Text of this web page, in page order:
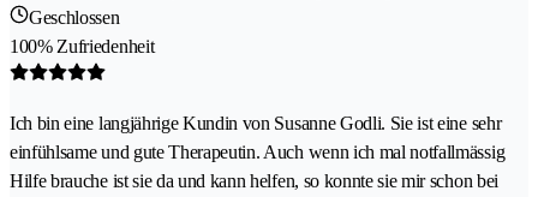
Geschlossen
100% Zufriedenheit
Ich bin eine langjährige Kundin von Susanne Godli. Sie ist eine sehr
einfühlsame und gute Therapeutin. Auch wenn ich mal notfallmässig
Hilfe brauche ist sie da und kann helfen, so konnte sie mir schon bei